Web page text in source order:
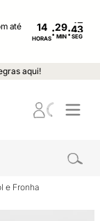
até
14
HORAS: MIN : SEG
aqui!
e Fronha